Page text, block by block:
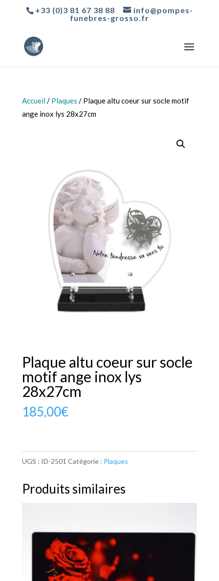
+33 (0)3 81 67 38 88
info@pompes-
funebres-grosso.fr
Accueil/ Plaques / Plaque altu coeur sur socle motif
ange inox lys 28x27cm
Plaque altu coeur sur socle
motif ange inox lys
28x27cm
185,00€
UGS : ID-2501 Catégorie : Plaques
Produits similaires